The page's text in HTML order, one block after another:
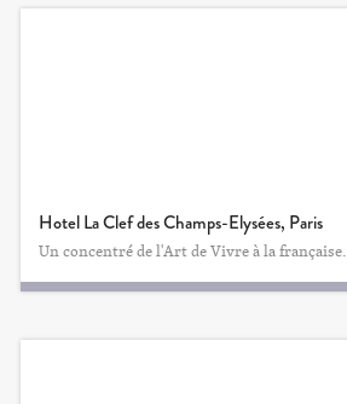
Hotel La Clef des Champs-Elysées, Paris
Un concentré de l'Art de Vivre à la française.